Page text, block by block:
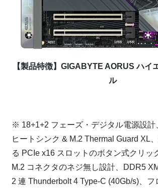
【製品特徴】GIGABYTE AORUS ハイ
ル
※ 18+1+2 フェーズ・デジタル電源設計
ヒートシンク & M.2 Thermal Guard XL
る PCIe x16 スロットのボタン式クリッ
M.2 コネクタのネジ無し設計、DDR5
2 連 Thunderbolt 4 Type-C (40Gb/s)、フ